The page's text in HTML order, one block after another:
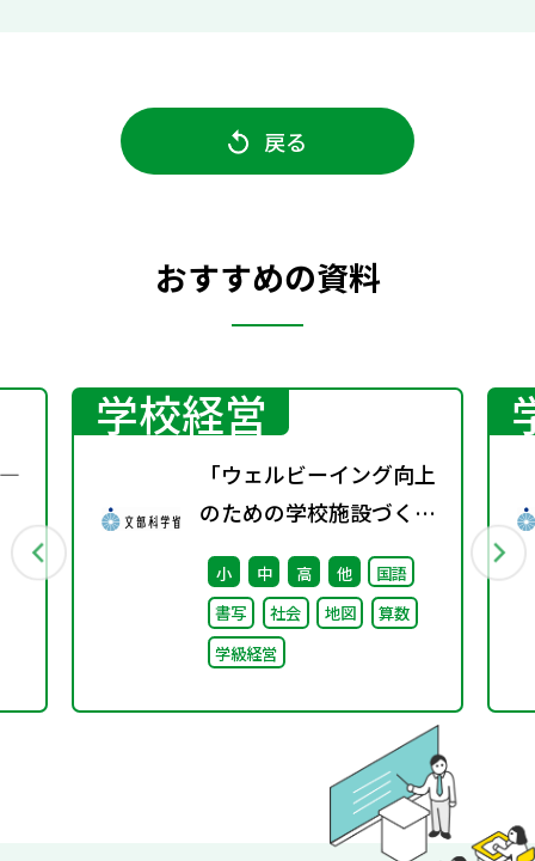
戻る
おすすめの資料
―
学校経営
「ウェルビーイング向上
のための学校施設づくり
のアイディア集」の公表
について
小 中 高 他
国語
書写
社会 地図
算数
学級経営